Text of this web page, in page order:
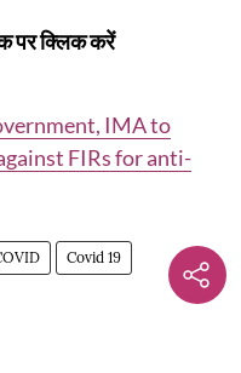
पर क्लिक करें
IMA to
FIRs for anti-
Covid 19